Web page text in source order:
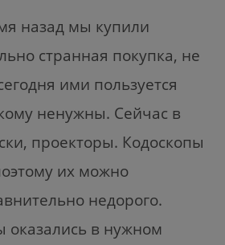
назад мы купили
странная покупка, не
ими пользуется
ненужны. Сейчас в
проекторы. Кодоскопы
их можно
недорого.
оказались в нужном